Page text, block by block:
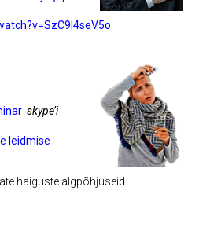
skype’i
leidmise
haiguste algpõhjuseid.